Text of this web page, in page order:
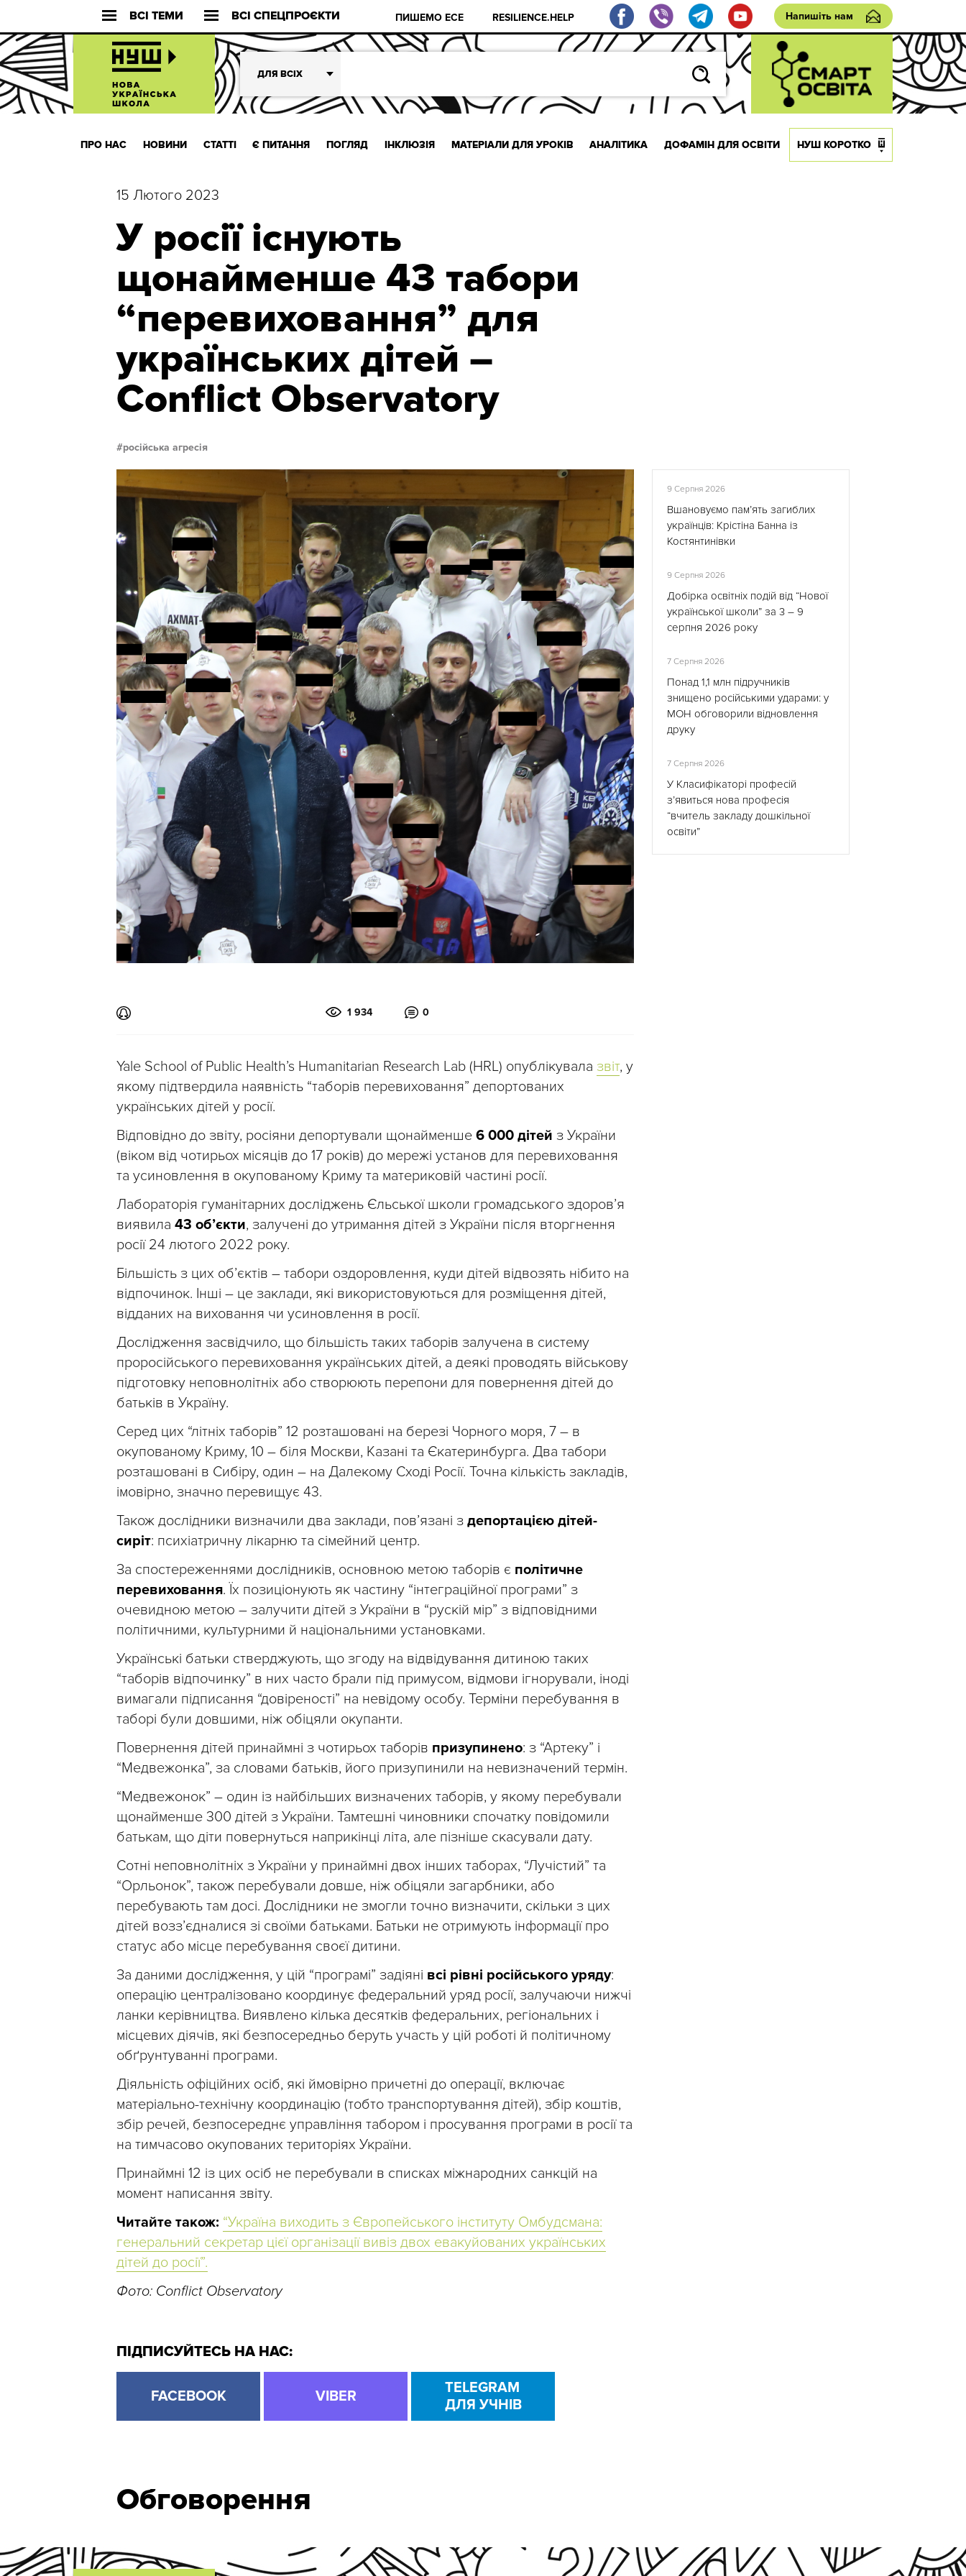
ВСІ ТЕМИ ВСІ СПЕЦПРОЄКТИ ПИШЕМО ЕСЕ RESILIENCE.HELP Напишіть нам
ДЛЯ ВСІХ
ПРО НАС НОВИНИ СТАТТІ Є ПИТАННЯ ПОГЛЯД ІНКЛЮЗІЯ МАТЕРІАЛИ ДЛЯ УРОКІВ АНАЛІТИКА ДОФАМІН ДЛЯ ОСВІТИ НУШ КОРОТКО
15 Лютого 2023
У росії існують
щонайменше 43 табори
“перевиховання” для
українських дітей –
Conflict Observatory
російська агресія
1 934 0
Yale School of Public Health’s Humanitarian Research Lab (HRL) опублікувала звіт, у
якому підтвердила наявність “таборів перевиховання” депортованих
українських дітей у росії.
Відповідно до звіту, росіяни депортували щонайменше 6 000 дітей з України
(віком від чотирьох місяців до 17 років) до мережі установ для перевиховання
та усиновлення в окупованому Криму та материковій частині росії.
Лабораторія гуманітарних досліджень Єльської школи громадського здоров’я
виявила 43 об’єкти, залучені до утримання дітей з України після вторгнення
росії 24 лютого 2022 року.
Більшість з цих об’єктів – табори оздоровлення, куди дітей відвозять нібито на
відпочинок. Інші – це заклади, які використовуються для розміщення дітей,
відданих на виховання чи усиновлення в росії.
Дослідження засвідчило, що більшість таких таборів залучена в систему
проросійського перевиховання українських дітей, а деякі проводять військову
підготовку неповнолітніх або створюють перепони для повернення дітей до
батьків в Україну.
Серед цих “літніх таборів” 12 розташовані на березі Чорного моря, 7 – в
окупованому Криму, 10 – біля Москви, Казані та Єкатеринбурга. Два табори
розташовані в Сибіру, один – на Далекому Сході Росії. Точна кількість закладів,
імовірно, значно перевищує 43.
Також дослідники визначили два заклади, пов’язані з депортацією дітей-
сиріт: психіатричну лікарню та сімейний центр.
За спостереженнями дослідників, основною метою таборів є політичне
перевиховання. Їх позиціонують як частину “інтеграційної програми” з
очевидною метою – залучити дітей з України в “рускій мір” з відповідними
політичними, культурними й національними установками.
Українські батьки стверджують, що згоду на відвідування дитиною таких
“таборів відпочинку” в них часто брали під примусом, відмови ігнорували, іноді
вимагали підписання “довіреності” на невідому особу. Терміни перебування в
таборі були довшими, ніж обіцяли окупанти.
Повернення дітей принаймні з чотирьох таборів призупинено: з “Артеку” і
“Медвежонка”, за словами батьків, його призупинили на невизначений термін.
“Медвежонок” – один із найбільших визначених таборів, у якому перебували
щонайменше 300 дітей з України. Тамтешні чиновники спочатку повідомили
батькам, що діти повернуться наприкінці літа, але пізніше скасували дату.
Сотні неповнолітніх з України у принаймні двох інших таборах, “Лучістий” та
“Орльонок”, також перебували довше, ніж обіцяли загарбники, або
перебувають там досі. Дослідники не змогли точно визначити, скільки з цих
дітей возз’єдналися зі своїми батьками. Батьки не отримують інформації про
статус або місце перебування своєї дитини.
За даними дослідження, у цій “програмі” задіяні всі рівні російського уряду:
операцію централізовано координує федеральний уряд росії, залучаючи нижчі
ланки керівництва. Виявлено кілька десятків федеральних, регіональних і
місцевих діячів, які безпосередньо беруть участь у цій роботі й політичному
обґрунтуванні програми.
Діяльність офіційних осіб, які ймовірно причетні до операції, включає
матеріально-технічну координацію (тобто транспортування дітей), збір коштів,
збір речей, безпосереднє управління табором і просування програми в росії та
на тимчасово окупованих територіях України.
Принаймні 12 із цих осіб не перебували в списках міжнародних санкцій на
момент написання звіту.
Читайте також: “Україна виходить з Європейського інституту Омбудсмана:
генеральний секретар цієї організації вивіз двох евакуйованих українських
дітей до росії”.
Фото: Conflict Observatory
ПІДПИСУЙТЕСЬ НА НАС:
FACEBOOK VIBER
TELEGRAM
ДЛЯ УЧНІВ
9 Серпня 2026
Вшановуємо пам’ять загиблих
українців: Крістіна Банна із
Костянтинівки
9 Серпня 2026
Добірка освітніх подій від “Нової
української школи” за 3 – 9
серпня 2026 року
7 Серпня 2026
Понад 1,1 млн підручників
знищено російськими ударами: у
МОН обговорили відновлення
друку
7 Серпня 2026
У Класифікаторі професій
з’явиться нова професія
“вчитель закладу дошкільної
освіти”
Обговорення